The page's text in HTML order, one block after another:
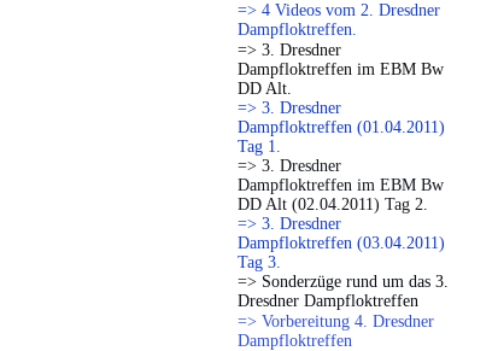
=> 4 Videos vom 2. Dresdner
Dampfloktreffen.
=> 3. Dresdner
Dampfloktreffen im EBM Bw
DD Alt.
=> 3. Dresdner
Dampfloktreffen (01.04.2011)
Tag 1.
=> 3. Dresdner
Dampfloktreffen im EBM Bw
DD Alt (02.04.2011) Tag 2.
=> 3. Dresdner
Dampfloktreffen (03.04.2011)
Tag 3.
=> Sonderzüge rund um das 3.
Dresdner Dampfloktreffen
=> Vorbereitung 4. Dresdner
Dampfloktreffen